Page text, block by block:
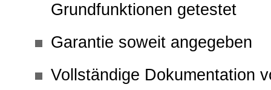
Impressum
Disclaimer
Grundfunktionen getestet
Garantie soweit angegeben
Vollständige Dokumentation